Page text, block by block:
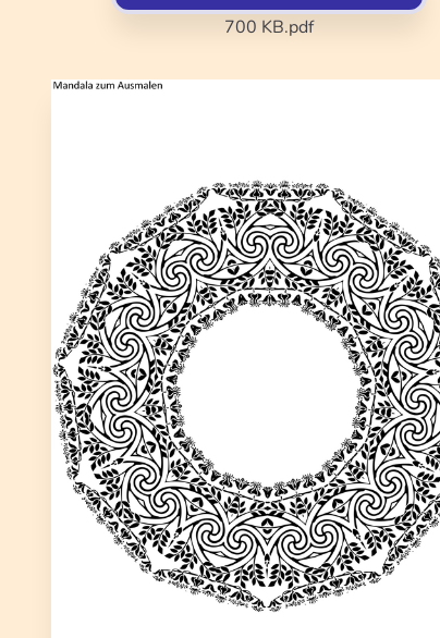
700 KB.pdf